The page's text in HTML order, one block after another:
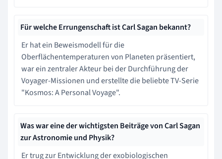
Für welche Errungenschaft ist Carl Sagan bekannt?
Er hat ein Beweismodell für die
Oberflächentemperaturen von Planeten präsentiert,
war ein zentraler Akteur bei der Durchführung der
Voyager-Missionen und erstellte die beliebte TV-Serie
"Kosmos: A Personal Voyage".
Was war eine der wichtigsten Beiträge von Carl Sagan
zur Astronomie und Physik?
Er trug zur Entwicklung der exobiologischen